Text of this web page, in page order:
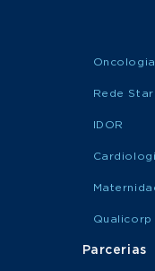
Rede Star
IDOR
Qualicorp
Parcerias